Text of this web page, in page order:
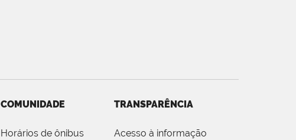
COMUNIDADE
Horários de ônibus
TRANSPARÊNCIA
Acesso à informação